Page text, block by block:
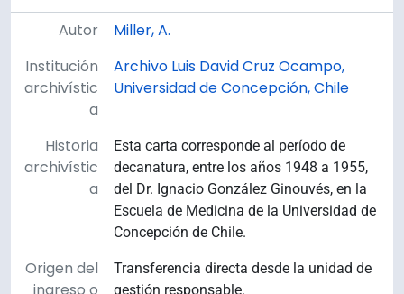
Autor
Miller, A.
Institución
archivístic
a
Archivo Luis David Cruz Ocampo,
Universidad de Concepción, Chile
Historia
archivístic
a
Esta carta corresponde al período de
decanatura, entre los años 1948 a 1955,
del Dr. Ignacio González Ginouvés, en la
Escuela de Medicina de la Universidad de
Concepción de Chile.
Origen del
ingreso o
Transferencia directa desde la unidad de
gestión responsable.